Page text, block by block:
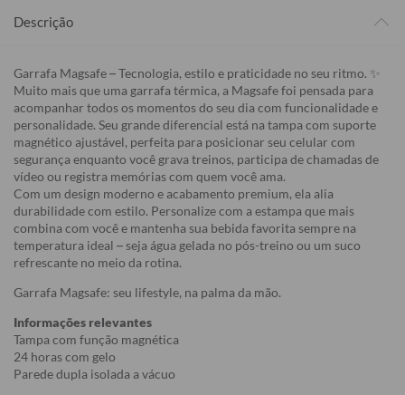
Descrição
Garrafa Magsafe – Tecnologia, estilo e praticidade no seu ritmo. ✨
Muito mais que uma garrafa térmica, a Magsafe foi pensada para
acompanhar todos os momentos do seu dia com funcionalidade e
personalidade. Seu grande diferencial está na tampa com suporte
magnético ajustável, perfeita para posicionar seu celular com
segurança enquanto você grava treinos, participa de chamadas de
vídeo ou registra memórias com quem você ama.
Com um design moderno e acabamento premium, ela alia
durabilidade com estilo. Personalize com a estampa que mais
combina com você e mantenha sua bebida favorita sempre na
temperatura ideal – seja água gelada no pós-treino ou um suco
refrescante no meio da rotina.
Garrafa Magsafe: seu lifestyle, na palma da mão.
Informações relevantes
Tampa com função magnética
24 horas com gelo
Parede dupla isolada a vácuo